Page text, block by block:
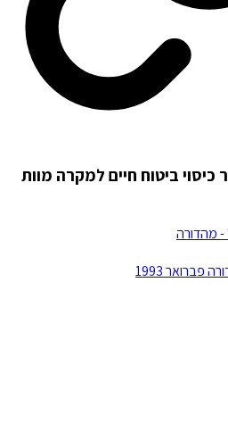
כיסוי ביטוח חיים למקרה מוות
מהדורה
1993